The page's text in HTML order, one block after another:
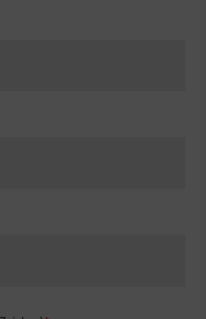
Berufsgenossenschaft oder